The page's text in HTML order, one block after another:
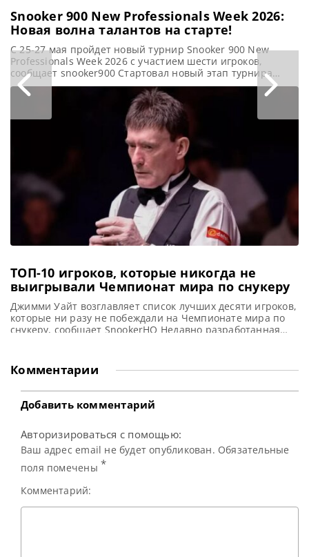
Snooker 900 New Professionals Week 2026:
Новая волна талантов на старте!
С 25-27 мая пройдет новый турнир Snooker 900 New
Professionals Week 2026 с участием шести игроков,
сообщает snooker900 Стартовал новый этап турнира
Snooker 900 New Professionals Week, где шесть молодых
игроков, недавно получивших профессиональный статус,
будут демонстрировать свое мастерство и стремиться
продолжить свою карьеру на крупной арене. Среди
участников этого года – Джейми Кларк, Антон
ТОП-10 игроков, которые никогда не
выигрывали Чемпионат мира по снукеру
Джимми Уайт возглавляет список лучших десяти игроков,
которые ни разу не побеждали на Чемпионате мира по
снукеру, сообщает SnookerHQ Недавно разработанная
и не смогли завоевать титул Чемпиона мира. При
составлении рейтинга учитывались три ключевых
параметра: предыдущие выступления на Чемпионате
мира в современную
Комментарии
Добавить комментарий
Авторизироваться с помощью:
Ваш адрес email не будет опубликован. Обязательные
поля помечены *
Комментарий: